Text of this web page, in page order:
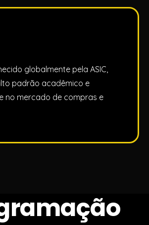
globalmente pela ASIC,
padrão acadêmico e
no mercado de compras e